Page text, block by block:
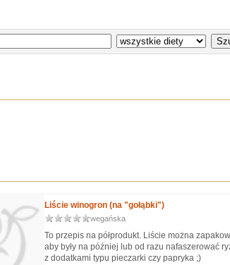
Liście winogron (na "gołąbki")
wegańska
To przepis na półprodukt. Liście można
aby były na później lub od razu nafaszerować
z dodatkami typu pieczarki czy papryka ;)